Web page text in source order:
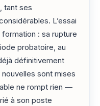
tant ses
L’essai
: sa rupture
probatoire, au
définitivement
sont mises
ne rompt rien —
à son poste